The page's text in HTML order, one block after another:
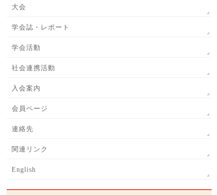
大会
学会誌・レポート
学会活動
社会連携活動
入会案内
会員ページ
連絡先
関連リンク
English